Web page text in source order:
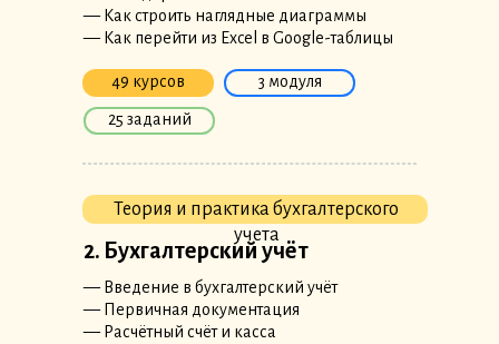
— Как строить наглядные диаграммы
— Как перейти из Excel в Google-таблицы
49 курсов 3 модуля
25 заданий
2. Бухгалтерский учёт
— Введение в бухгалтерский учёт
— Первичная документация
— Расчётный счёт и касса
Теория и практика бухгалтерского
учета